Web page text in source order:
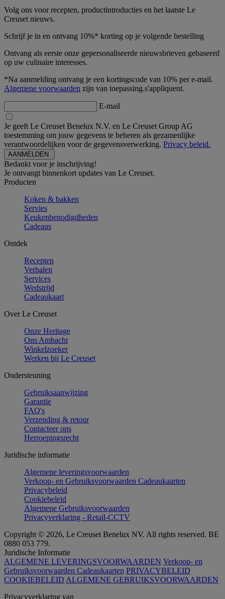
Volg ons voor recepten, productintroducties en het laatste Le
Creuset nieuws.
Schrijf je in en ontvang 10%* korting op je volgende bestelling
Ontvang als eerste onze gepersonaliseerde nieuwsbrieven gebaseerd
op uw culinaire interesses.
*Na aanmelding ontvang je een kortingscode van 10% per e-mail.
Algemene voorwaarden zijn van toepassing.s'appliquent.
E-mail
Je geeft Le Creuset Benelux N.V. en Le Creuset Group AG
toestemming om jouw gegevens te beheren als gezamenlijke
verantwoordelijken voor de gegevensverwerking. Privacy beleid.
Bedankt voor je inschrijving!
Je ontvangt binnenkort updates van Le Creuset.
Producten
Koken & bakken
Servies
Keukenbenodigdheden
Cadeaus
Ontdek
Recepten
Verhalen
Services
Wedstrijd
Cadeaukaart
Over Le Creuset
Onze Heritage
Ons Ambacht
Winkelzoeker
Werken bij Le Creuset
Ondersteuning
Gebruiksaanwijzing
Garantie
FAQ's
Verzending & retour
Contacteer ons
Herroepingsrecht
Juridische informatie
Algemene leveringsvoorwaarden
Verkoop- en Gebruiksvoorwaarden Cadeaukaarten
Privacybeleid
Cookiebeleid
Algemene Gebruiksvoorwaarden
Privacyverklaring - Retail-CCTV
Copyright © 2026, Le Creuset Benelux NV. All rights reserved. BE
0880 053 779.
Juridische Informatie
ALGEMENE LEVERINGSVOORWAARDEN Verkoop- en
Gebruiksvoorwaarden Cadeaukaarten PRIVACYBELEID
COOKIEBELEID ALGEMENE GEBRUIKSVOORWAARDEN
Privacyverklaring van